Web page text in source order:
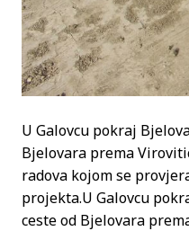
U Galovcu pokraj
Bjelovara prema
radova kojom se
projekta.U Galovcu
ceste od Bjelovara